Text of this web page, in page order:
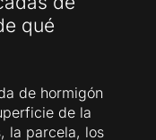
qué
de hormigón
de la
la parcela, los